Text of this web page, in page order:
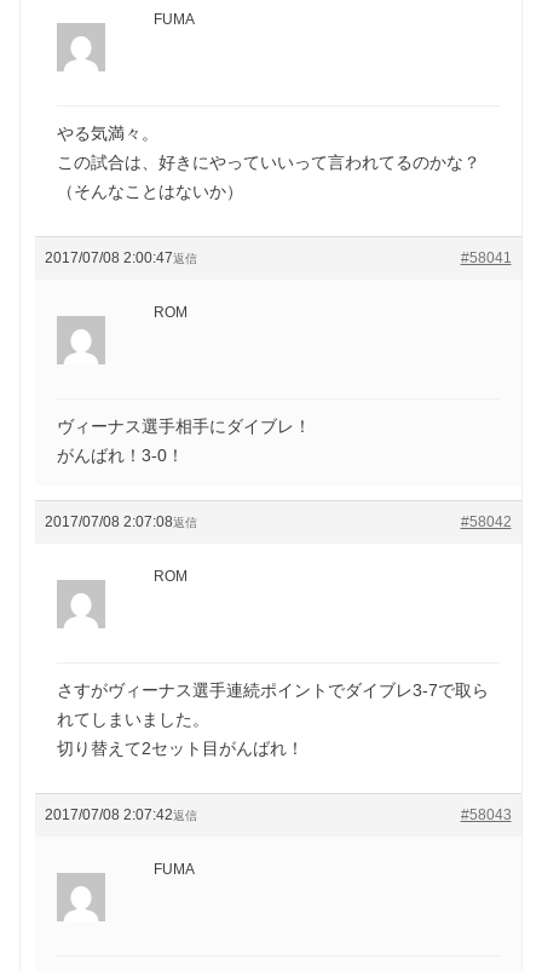
FUMA
やる気満々。
この試合は、好きにやっていいって言われてるのかな？
（そんなことはないか）
2017/07/08 2:00:47 #58041
返信
ROM
ヴィーナス選手相手にダイブレ！
がんばれ！3-0！
2017/07/08 2:07:08 #58042
返信
ROM
さすがヴィーナス選手連続ポイントでダイブレ3-7で取ら
れてしまいました。
切り替えて2セット目がんばれ！
2017/07/08 2:07:42 #58043
返信
FUMA